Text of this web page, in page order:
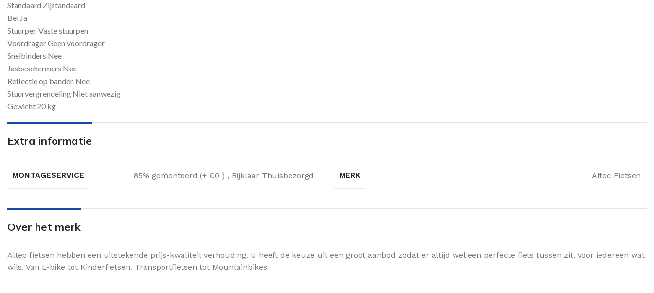
Standaard Zijstandaard
Bel Ja
Stuurpen Vaste stuurpen
Voordrager Geen voordrager
Snelbinders Nee
Jasbeschermers Nee
Reflectie op banden Nee
Stuurvergrendeling Niet aanwezig
Gewicht 20 kg
Extra informatie
MONTAGESERVICE 85% gemonteerd (+ €0 ) , Rijklaar Thuisbezorgd MERK Altec Fietsen
Over het merk
Altec fietsen hebben een uitstekende prijs-kwaliteit verhouding. U heeft de keuze uit een groot aanbod zodat er altijd wel een perfecte fiets tussen zit. Voor iedereen wat
wils. Van E-bike tot Kinderfietsen. Transportfietsen tot Mountainbikes